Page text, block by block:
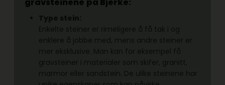
gravsteinene på Bjerke: